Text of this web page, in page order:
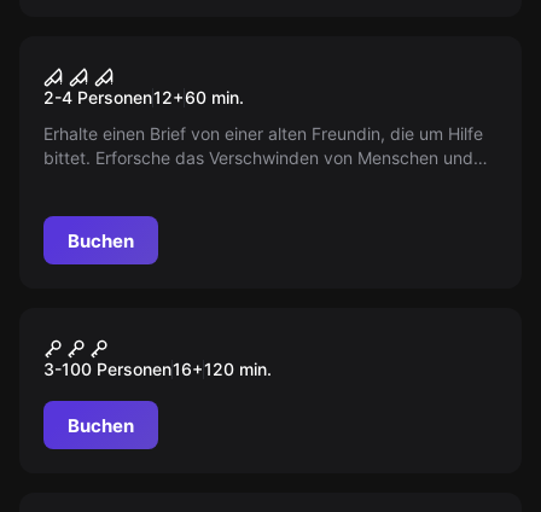
Sanctum
2-4 Personen12+60 min.
Erhalte einen Brief von einer alten Freundin, die um Hilfe
bittet. Erforsche das Verschwinden von Menschen und
vorsichtig.
Buchen
Das Buch der Zeit – Eine
Zeitreise durch die
Geschichte von Bocholt
3-100 Personen16+120 min.
Buchen